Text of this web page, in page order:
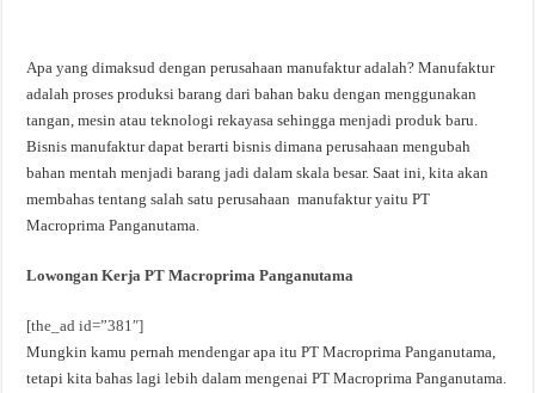
Apa yang dimaksud dengan perusahaan manufaktur adalah? Manufaktur
adalah proses produksi barang dari bahan baku dengan menggunakan
tangan, mesin atau teknologi rekayasa sehingga menjadi produk baru.
Bisnis manufaktur dapat berarti bisnis dimana perusahaan mengubah
bahan mentah menjadi barang jadi dalam skala besar. Saat ini, kita akan
membahas tentang salah satu perusahaan manufaktur yaitu PT
Macroprima Panganutama.
Lowongan Kerja PT Macroprima Panganutama
[the_ad id=”381″]
Mungkin kamu pernah mendengar apa itu PT Macroprima Panganutama,
tetapi kita bahas lagi lebih dalam mengenai PT Macroprima Panganutama.